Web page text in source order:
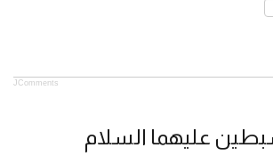
JComments
عليهما السلام